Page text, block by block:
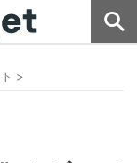
>